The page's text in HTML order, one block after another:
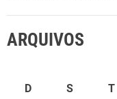
ARQUIVOS
D
S T